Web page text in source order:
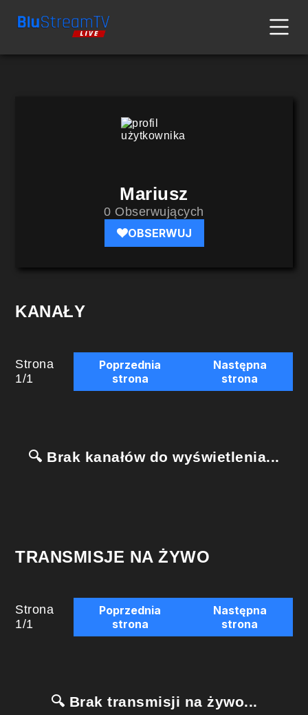
Mariusz
0 Obserwujących
OBSERWUJ
KANAŁY
Strona
1/1
Poprzednia
strona
Następna
strona
🔍 Brak kanałów do wyświetlenia...
TRANSMISJE NA ŻYWO
Strona
1/1
Poprzednia
strona
Następna
strona
🔍 Brak transmisji na żywo...